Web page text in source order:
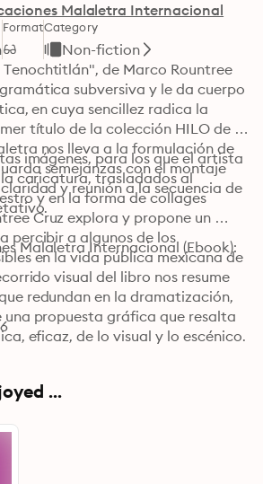
Malaletra Internacional
FormatCategory
Non-fiction
de Marco Rountree
subversiva y le da cuerpo
en cuya sencillez radica la
título de la colección HILO de
nos lleva a la formulación de
semejanzas con el montaje
y reunión a la secuencia de
imágenes, para los que el artista
caricatura, trasladados al
y en la forma de collages
Cruz explora y propone un
percibir a algunos de los
en la vida pública mexicana de
visual del libro nos resume
redundan en la dramatización,
una propuesta gráfica que resalta
eficaz, de lo visual y lo escénico.
Malaletra Internacional (Ebook):
...